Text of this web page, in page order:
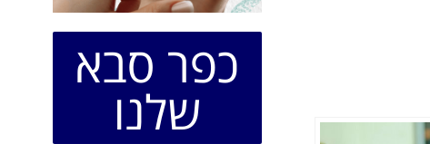
כפר סבא
שלנו